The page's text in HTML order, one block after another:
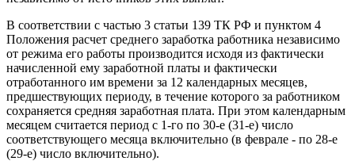
В соответствии с частью 3 статьи 139 ТК РФ и пунктом 4
Положения расчет среднего заработка работника независимо
от режима его работы производится исходя из фактически
начисленной ему заработной платы и фактически
отработанного им времени за 12 календарных месяцев,
предшествующих периоду, в течение которого за работником
сохраняется средняя заработная плата. При этом календарным
месяцем считается период с 1-го по 30-е (31-е) число
соответствующего месяца включительно (в феврале - по 28-е
(29-е) число включительно).